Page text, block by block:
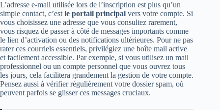
L’adresse e-mail utilisée lors de l’inscription est plus qu’un
simple contact, c’est le portail principal vers votre compte. Si
vous choisissez une adresse que vous consultez rarement,
vous risquez de passer à côté de messages importants comme
le lien d’activation ou des notifications ultérieures. Pour ne pas
rater ces courriels essentiels, privilégiez une boîte mail active
et facilement accessible. Par exemple, si vous utilisez un mail
professionnel ou un compte personnel que vous ouvrez tous
les jours, cela facilitera grandement la gestion de votre compte.
Pensez aussi à vérifier régulièrement votre dossier spam, où
peuvent parfois se glisser ces messages cruciaux.